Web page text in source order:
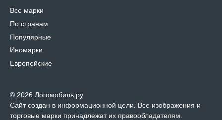
Все марки
По странам
Популярные
Иномарки
Европейские
© 2026 Логомобиль.ру
Сайт создан в информационной цели. Все изображения и
торговые марки принадлежат их правообладателям.